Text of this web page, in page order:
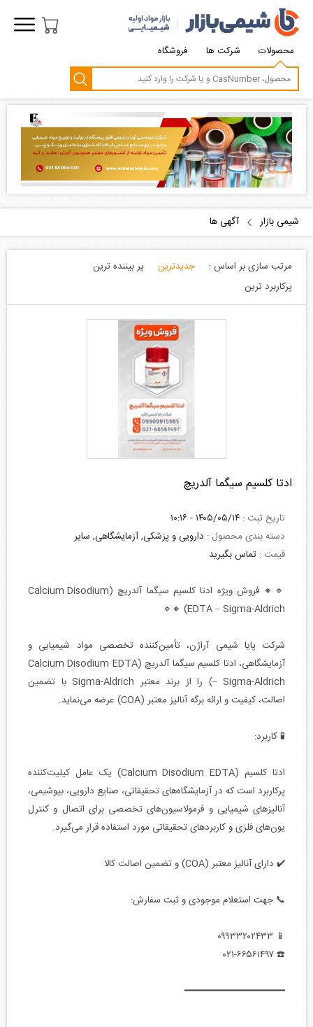
محصولات شرکت ها فروشگاه
شیمی بازار آگهی ها
مرتب سازی بر اساس :
ادتا کلسیم سیگما آلدریچ
تاریخ ثبت : ۱۴۰۵/۰۵/۱۴ - ۱۰:۱۶
دسته بندی محصول : دارویی و پزشکی, آزمایشگاهی, سایر
قیمت : تماس بگیرید
🔹🔸 فروش ویژه ادتا کلسیم سیگما آلدریچ (Calcium Disodium
EDTA – Sigma-Aldrich) 🔸🔹
شرکت پایا شیمی آراژن، تأمین‌کننده تخصصی مواد شیمیایی و
آزمایشگاهی، ادتا کلسیم سیگما آلدریچ (Calcium Disodium EDTA
– Sigma-Aldrich) را از برند معتبر Sigma-Aldrich با تضمین
اصالت، کیفیت و ارائه برگه آنالیز معتبر (COA) عرضه می‌نماید.
🧪 کاربرد:
ادتا کلسیم (Calcium Disodium EDTA) یک عامل کیلیت‌کننده
پرکاربرد است که در آزمایشگاه‌های تحقیقاتی، صنایع دارویی، بیوشیمی،
آنالیزهای شیمیایی و فرمولاسیون‌های تخصصی برای اتصال و کنترل
یون‌های فلزی و کاربردهای تحقیقاتی مورد استفاده قرار می‌گیرد.
✔️ دارای آنالیز معتبر (COA) و تضمین اصالت کالا
📞 جهت استعلام موجودی و ثبت سفارش:
📱 ۰۹۹۳۳۲۰۲۴۳۳
☎️ ۰۲۱-۶۶۵۶۱۴۹۷
━━━━━━━━━━━━━━━━━━